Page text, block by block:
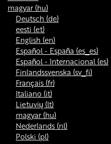
magyar ‎(hu)‎
Deutsch ‎(de)‎
eesti ‎(et)‎
English ‎(en)‎
Español - España ‎(es_es)‎
Español - Internacional ‎(es)‎
Finlandssvenska ‎(sv_fi)‎
Français ‎(fr)‎
Italiano ‎(it)‎
Lietuvių ‎(lt)‎
magyar ‎(hu)‎
Nederlands ‎(nl)‎
Polski ‎(pl)‎